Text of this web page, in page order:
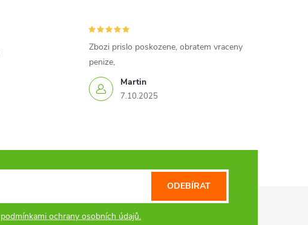
Martin
7.10.2025
Zbozi prislo poskozene, obratem vraceny
penize,
podmínkami ochrany osobních údajů.
ODEBÍRAT